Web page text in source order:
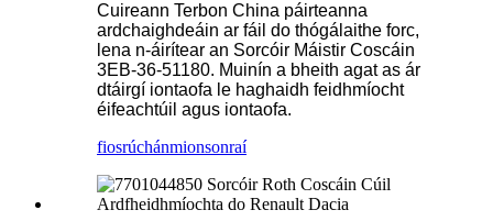
Cuireann Terbon China páirteanna
ardchaighdeáin ar fáil do thógálaithe forc,
lena n-áirítear an Sorcóir Máistir Coscáin
3EB-36-51180. Muinín a bheith agat as ár
dtáirgí iontaofa le haghaidh feidhmíocht
éifeachtúil agus iontaofa.
fiosrúchánmionsonraí